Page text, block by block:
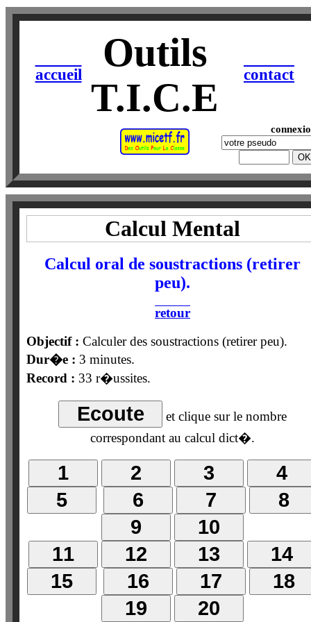
accueil
Outils
T.I.C.E
contact
Calcul Mental
Calcul oral de soustractions (retirer
peu).
retour
Objectif : Calculer des soustractions (retirer peu).
Dur�e : 3 minutes.
Record : 33 r�ussites.
et clique sur le nombre
correspondant au calcul dict�.